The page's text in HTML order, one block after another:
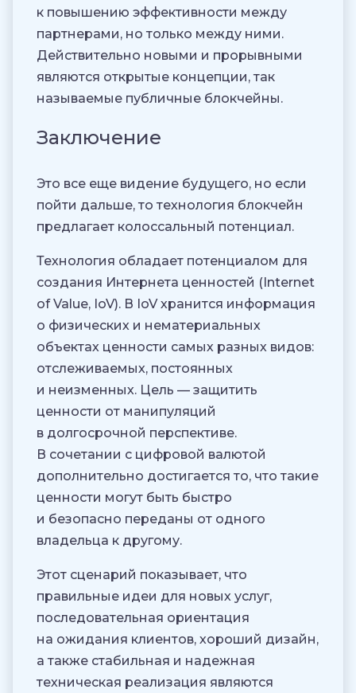
к повышению эффективности между
партнерами, но только между ними.
Действительно новыми и прорывными
являются открытые концепции, так
называемые публичные блокчейны.
Заключение
Это все еще видение будущего, но если
пойти дальше, то технология блокчейн
предлагает колоссальный потенциал.
Технология обладает потенциалом для
создания Интернета ценностей (Internet
of Value, IoV). В IoV хранится информация
о физических и нематериальных
объектах ценности самых разных видов:
отслеживаемых, постоянных
и неизменных. Цель — защитить
ценности от манипуляций
в долгосрочной перспективе.
В сочетании с цифровой валютой
дополнительно достигается то, что такие
ценности могут быть быстро
и безопасно переданы от одного
владельца к другому.
Этот сценарий показывает, что
правильные идеи для новых услуг,
последовательная ориентация
на ожидания клиентов, хороший дизайн,
а также стабильная и надежная
техническая реализация являются